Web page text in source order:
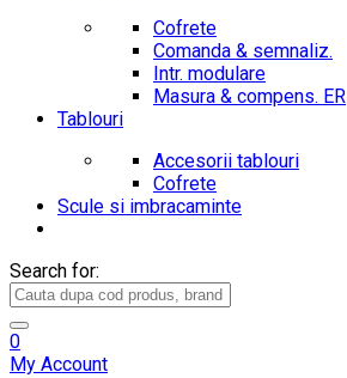
Cofrete
Comanda & semnaliz.
Intr. modulare
Masura & compens. ER
Tablouri
Accesorii tablouri
Cofrete
Scule si imbracaminte
Search for:
0
My Account